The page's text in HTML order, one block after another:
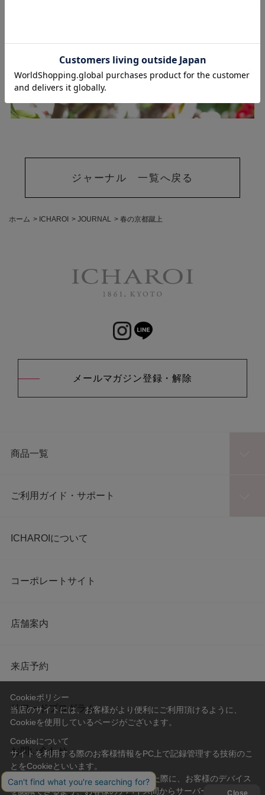
ジャーナル 一覧へ戻る
ホーム > ICHAROI > JOURNAL > 春の京都蹴上
メールマガジン登録・解除
商品一覧
ご利用ガイド・サポート
ICHAROIについて
コーポレートサイト
店舗案内
来店予約
リワードプログラム
お問い合わせ
Cookieポリシー
当店のサイトには、お客様がより便利にご利用頂けるように、
Cookieを使用しているページがございます。
Cookieについて
サイトを利用する際のお客様情報をPC上で記録管理する技術のこ
とをCookieといいます。
Cookieはお客様がサイトを再訪問された際に、お客様のデバイス
を認識できるよう、お客様のデバイス間からサーバーへ送り返さ